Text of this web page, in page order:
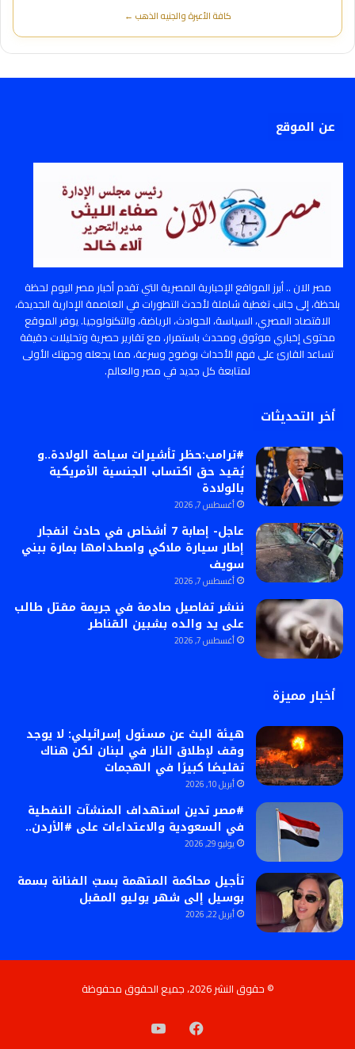
كافة الأعيرة والجنيه الذهب ←
عن الموقع
مصر الان .. أبرز المواقع الإخبارية المصرية التي تقدم أخبار مصر اليوم لحظة
بلحظة، إلى جانب تغطية شاملة لأحدث التطورات في العاصمة الإدارية الجديدة،
الاقتصاد المصري، السياسة، الحوادث، الرياضة، والتكنولوجيا. يوفر الموقع
محتوى إخباري موثوق ومحدث باستمرار، مع تقارير حصرية وتحليلات دقيقة
تساعد القارئ على فهم الأحداث بوضوح وسرعة، مما يجعله وجهتك الأولى
لمتابعة كل جديد في مصر والعالم.
أخر التحديثات
#ترامب:حظر تأشيرات سياحة الولادة..و
يُقيد حق اكتساب الجنسية الأمريكية
بالولادة
أغسطس 7, 2026
عاجل- إصابة 7 أشخاص في حادث انفجار
إطار سيارة ملاكي واصطدامها بمارة ببني
سويف
أغسطس 7, 2026
ننشر تفاصيل صادمة في جريمة مقتل طالب
على يد والده بشبين القناطر
أغسطس 7, 2026
أخبار مميزة
هيئة البث عن مسئول إسرائيلي: لا يوجد
وقف لإطلاق النار في لبنان لكن هناك
تقليصًا كبيرًا في الهجمات
أبريل 10, 2026
#مصر تدين استهداف المنشآت النفطية
في السعودية والاعتداءات على #الأردن..
يوليو 29, 2026
تأجيل محاكمة المتهمة بسبّ الفنانة بسمة
بوسيل إلى شهر يوليو المقبل
أبريل 22, 2026
© حقوق النشر 2026، جميع الحقوق محفوظة
فيسبوك‫YouTube